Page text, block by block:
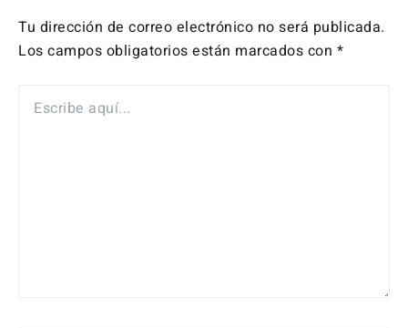
Tu dirección de correo electrónico no será publicada.
Los campos obligatorios están marcados con *
AQUÍ...